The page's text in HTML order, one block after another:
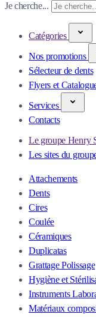
Je cherche...
Catégories
Nos promotions
Sélecteur de dents
Flyers et
Services
Contacts
Le groupe Henry
Les sites du
Attachements
Dents
Cires
Coulée
Céramiques
Duplicatas
Grattage Polissage
Hygiène et
Instruments
Matériaux